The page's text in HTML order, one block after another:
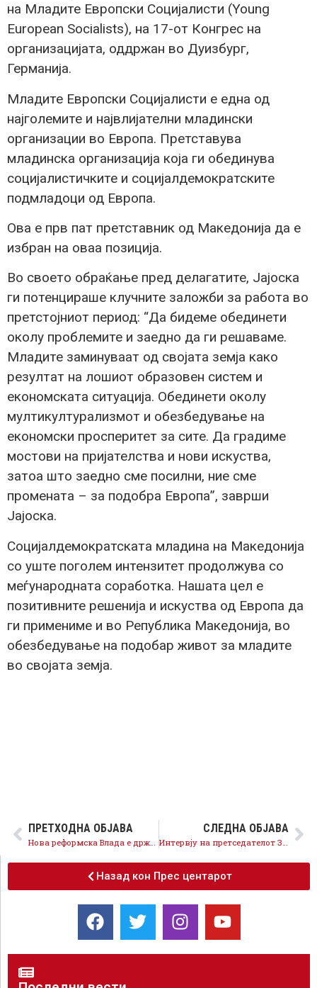
на Младите Европски Социјалисти (Young
European Socialists), на 17-от Конгрес на
организацијата, оддржан во Дуизбург,
Германија.
Младите Европски Социјалисти е една од
најголемите и највлијателни младински
организации во Европа. Претставува
младинска организација која ги обединува
социјалистичките и социјалдемократските
подмладоци од Европа.
Ова е прв пат претставник од Македонија да е
избран на оваа позиција.
Во своето обраќање пред делагатите, Јајоска
ги потенцираше клучните заложби за работа во
претстојниот период: “Да бидеме обединети
околу проблемите и заедно да ги решаваме.
Младите заминуваат од својата земја како
резултат на лошиот образовен систем и
економската ситуација. Обединети околу
мултикултурализмот и обезбедување на
економски просперитет за сите. Да градиме
мостови на пријателства и нови искуства,
затоа што заедно сме посилни, ние сме
промената – за подобра Европа”, заврши
Јајоска.
Социјалдемократската младина на Македонија
со уште поголем интензитет продолжува со
меѓународната соработка. Нашата цел е
позитивните решенија и искуства од Европа да
ги примениме и во Република Македонија, во
обезбедување на подобар живот за младите
во својата земја.
ПРЕТХОДНА ОБЈАВА СЛЕДНА ОБЈАВА
Назад кон Прес центарот